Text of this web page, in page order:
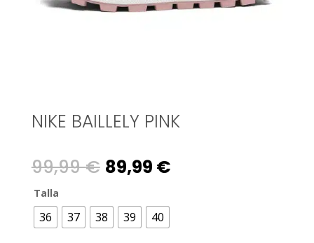
NIKE BAILLELY PINK
99,99€ Original
was:
89,99 €Current
Talla
36 37 38 39 40